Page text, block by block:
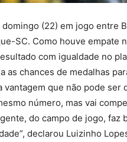
(22) em jogo entre
SC. Como houve empate
com igualdade no
as chances de medalhas
que não pode ser
número, mas vai
do campo de jogo, faz
declarou Luizinho